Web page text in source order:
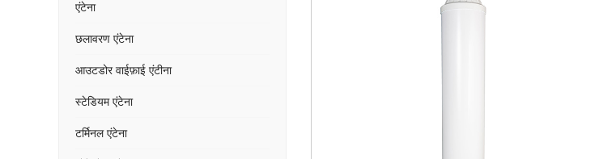
एंटेना
छलावरण एंटेना
आउटडोर वाईफ़ाई एंटीना
स्टेडियम एंटेना
टर्मिनल एंटेना